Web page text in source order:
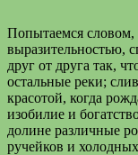
Попытаемся словом,
выразительностью,
друг от друга так,
остальные реки;
красотой, когда
изобилие и
долине различные
ручейков и